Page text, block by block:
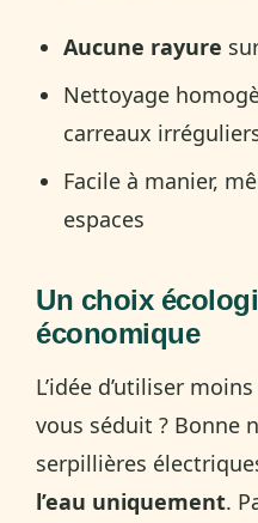
Aucune rayure
Nettoyage
carreaux
Facile à manier,
espaces
Un choix
économique
L’idée d’utiliser
vous séduit ? Bonne
serpillières
l’eau uniquement.